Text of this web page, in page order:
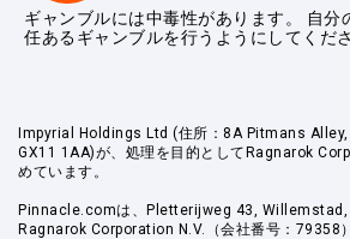
ギャンブルには中毒性があります。 自分
任あるギャンブルを行うようにしてくださ
Impyrial Holdings Ltd (住所：8A Pitmans
GX11 1AA)が、処理を目的としてRagnarok
めています。
Pinnacle.comは、Pletterijweg 43, Willemstad,
Ragnarok Corporation N.V.（会社番号：79358